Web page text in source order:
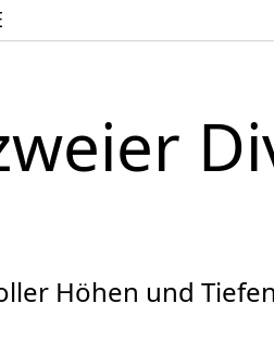
Theater
Höhen und